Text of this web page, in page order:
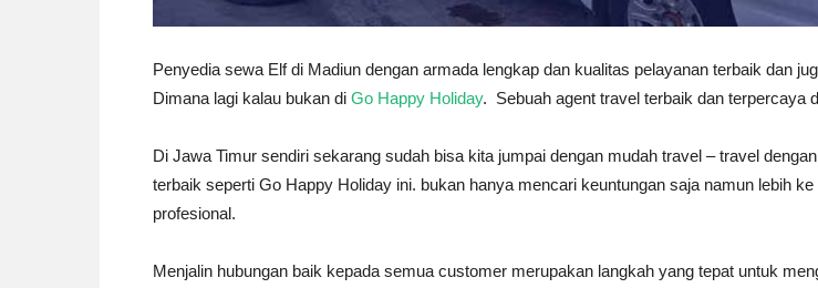
Penyedia sewa Elf di Madiun dengan armada lengkap dan kualitas pelayanan terbaik dan
Dimana lagi kalau bukan di Go Happy Holiday. Sebuah agent travel terbaik dan terpercaya
Di Jawa Timur sendiri sekarang sudah bisa kita jumpai dengan mudah travel – travel
terbaik seperti Go Happy Holiday ini. bukan hanya mencari keuntungan saja namun lebih
profesional.
Menjalin hubungan baik kepada semua customer merupakan langkah yang tepat untuk